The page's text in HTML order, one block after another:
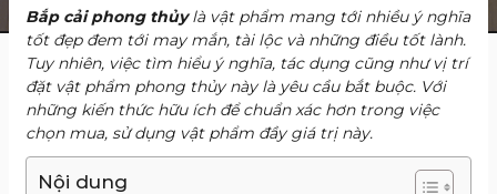
Bắp cải phong thủylà vật phẩm mang tới nhiều ý nghĩa
tốt đẹp đem tới may mắn, tài lộc và những điều tốt lành.
Tuy nhiên, việc tìm hiểu ý nghĩa, tác dụng cũng như vị trí
đặt vật phẩm phong thủy này là yêu cầu bắt buộc. Với
những kiến thức hữu ích để chuẩn xác hơn trong việc
chọn mua, sử dụng vật phẩm đầy giá trị này.
Nội dung